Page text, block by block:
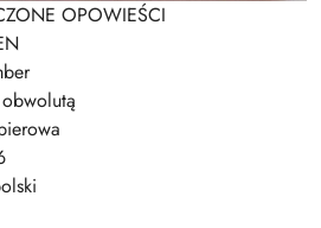
OPOWIEŚCI